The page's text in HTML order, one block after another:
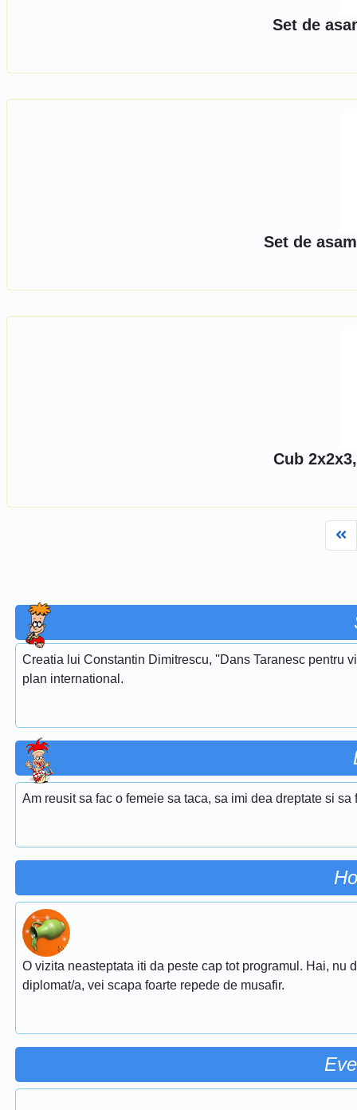
Set de
Set de
Cub
Creatia lui Constantin Dimitrescu, ''Dans Taranesc pentru
plan international.
Am reusit sa fac o femeie sa taca, sa imi dea dreptate si
O vizita neasteptata iti da peste cap tot programul. Hai,
diplomat/a, vei scapa foarte repede de musafir.